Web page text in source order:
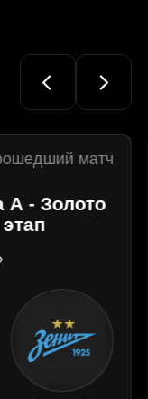
матч
А - Золото